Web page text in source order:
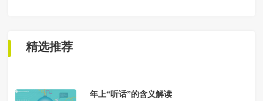
精选推荐
年上“听话”的含义解读